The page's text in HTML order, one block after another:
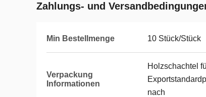
Zahlungs- und
Min Bestellmenge 10 Stück/Stück
Verpackung
Informationen
Holzschachtel
nach